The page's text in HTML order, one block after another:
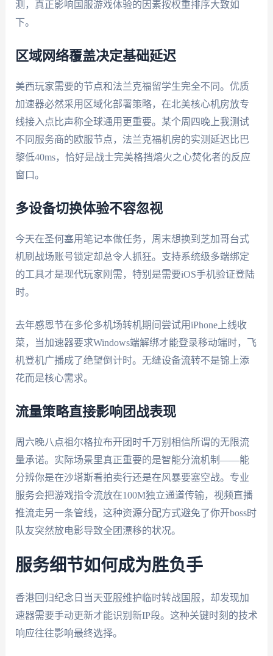
测，真正影响国服游戏体验的因素按权重排序大致如
下。
区域网络覆盖决定基础延迟
美西玩家需要的节点和法兰克福留学生完全不同。优质
加速器必然采用区域化部署策略，在北美核心机房放专
线接入点比声称全球通用更重要。某个周四晚上我测试
不同服务商的欧服节点，法兰克福机房的实测延迟比巴
黎低40ms，恰好是战士完美格挡熔火之心焚化者的反应
窗口。
多设备切换体验不容忽视
今天在圣何塞用笔记本做任务，周末想换到芝加哥台式
机刷战场账号锁定却总令人抓狂。支持系统级多端绑定
的工具才是现代玩家刚需，特别是需要iOS手机验证登陆
时。
去年感恩节在多伦多机场转机期间尝试用iPhone上线收
菜，当加速器要求Windows端解绑才能登录移动端时，飞
机登机广播成了绝望倒计时。无缝设备流转不是锦上添
花而是核心需求。
流量策略直接影响团战表现
周六晚八点祖尔格拉布开团时千万别相信所谓的无限流
量承诺。实际场景里真正重要的是智能分流机制——能
分辨你是在沙塔斯看拍卖行还是在风暴要塞空战。专业
服务会把游戏指令流放在100M独立通道传输，视频直播
推流走另一条管线，这种资源分配方式避免了你开boss时
队友突然放电影导致全团漂移的状况。
服务细节如何成为胜负手
香港回归纪念日当天亚服维护临时转战国服，却发现加
速器需要手动更新才能识别新IP段。这种关键时刻的技术
响应往往影响最终选择。